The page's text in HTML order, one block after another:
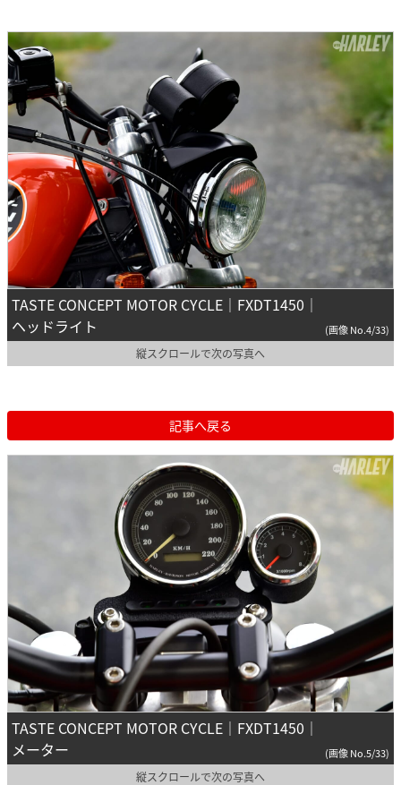
TASTE CONCEPT MOTOR CYCLE｜FXDT1450｜
ヘッドライト
(画像 No.4/33)
縦スクロールで次の写真へ
記事へ戻る
TASTE CONCEPT MOTOR CYCLE｜FXDT1450｜
メーター
(画像 No.5/33)
縦スクロールで次の写真へ